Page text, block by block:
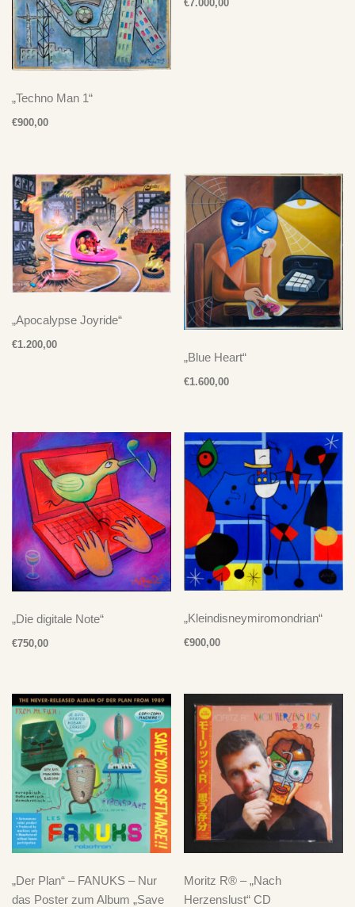
„Techno Man 1“
€900,00
€7.000,00
„Apocalypse Joyride“
€1.200,00
„Blue Heart“
€1.600,00
„Die digitale Note“
€750,00
„Kleindisneymiromondrian“
€900,00
„Der Plan“ – FANUKS – Nur
das Poster zum Album „Save
Moritz R® – „Nach
Herzenslust“ CD
Nach Preis filtern
FILTER Preis:
Neuste Kommentare
Ich Bin Doofzu„Take It Easy“ – Der Plan spielt Der Plan – LP